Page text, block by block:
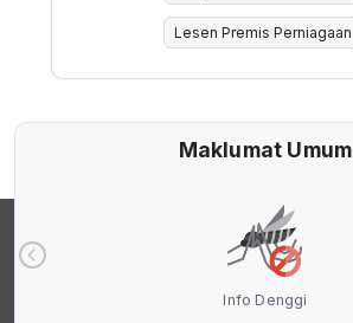
Lesen Premis Perniagaan
Maklumat Umum
Info Denggi